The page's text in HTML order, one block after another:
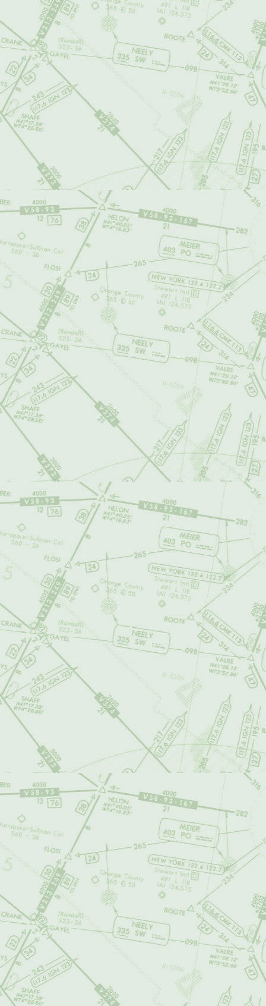
4.
airalandalus.org
INDEBIDO DE
DE FORMA
CONSULTAR
DIRECTOS,
LA
CONTENIDO,
DEL SITIO
INDEBIDO O
PARA
El usuario se
indemnizar a
abogados, por
perjuicios,
cualquier tipo
sitio web o de
producto,
infracción o
omisiones que
POLÍTICA DE
Esta política
reserva el
verificarla
FORMULARIO
el sitio web de
visitantes y
que le permitirá
habituales
información
Si el usuario no
pregunta sobre
del sitio.
Terms of
Browsing or
your acceptance
airalandalus.org
carefully, as it
use of
User
The content and
the following
to modify this
therefore, we